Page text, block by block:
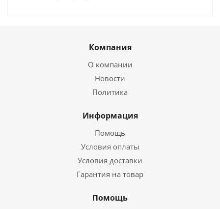
Компания
О компании
Новости
Политика
Информация
Помощь
Условия оплаты
Условия доставки
Гарантия на товар
Помощь